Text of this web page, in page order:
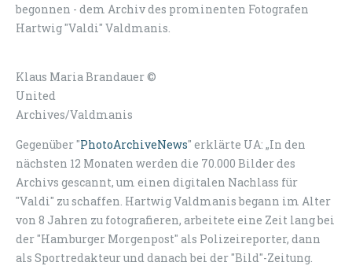
begonnen - dem Archiv des prominenten Fotografen
Hartwig "Valdi" Valdmanis.
Klaus Maria Brandauer ©
United
Archives/Valdmanis
Gegenüber "PhotoArchiveNews" erklärte UA: „In den
nächsten 12 Monaten werden die 70.000 Bilder des
Archivs gescannt, um einen digitalen Nachlass für
"Valdi" zu schaffen. Hartwig Valdmanis begann im Alter
von 8 Jahren zu fotografieren, arbeitete eine Zeit lang bei
der "Hamburger Morgenpost" als Polizeireporter, dann
als Sportredakteur und danach bei der "Bild"-Zeitung.